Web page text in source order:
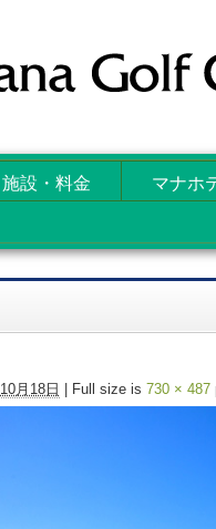
施設・料金 マナホ
月18日 | Full size is 730 × 487